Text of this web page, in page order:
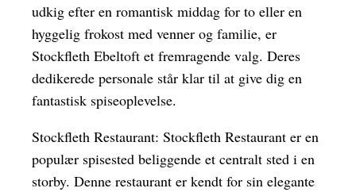
udkig efter en romantisk middag for to eller en
hyggelig frokost med venner og familie, er
Stockfleth Ebeltoft et fremragende valg. Deres
dedikerede personale står klar til at give dig en
fantastisk spiseoplevelse.
Stockfleth Restaurant: Stockfleth Restaurant er en
populær spisested beliggende et centralt sted i en
storby. Denne restaurant er kendt for sin elegante